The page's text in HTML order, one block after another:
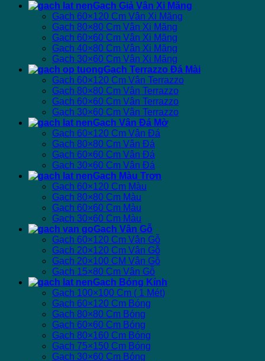
Gạch Giả Vân Xi Măng
Gạch 60×120 Cm Vân Xi Măng
Gạch 80×80 Cm Vân Xi Măng
Gạch 60×60 Cm Vân Xi Măng
Gạch 40×80 Cm Vân Xi Măng
Gạch 30×60 Cm Vân Xi Măng
Gạch Terrazzo Đá Mài
Gạch 60×120 Cm Vân Terrazzo
Gạch 80×80 Cm Vân Terrazzo
Gạch 60×60 Cm Vân Terrazzo
Gạch 30×60 Cm Vân Terrazzo
Gạch Vân Đá Mờ
Gạch 60×120 Cm Vân Đá
Gạch 80×80 Cm Vân Đá
Gạch 60×60 Cm Vân Đá
Gạch 30×60 Cm Vân Đá
Gạch Màu Trơn
Gạch 60×120 Cm Màu
Gạch 80×80 Cm Màu
Gạch 60×60 Cm Màu
Gạch 30×60 Cm Màu
Gạch Vân Gỗ
Gạch 60×120 Cm Vân Gỗ
Gạch 20×120 Cm Vân Gỗ
Gạch 20×100 CM Vân Gỗ
Gạch 15×80 Cm Vân Gỗ
Gạch Bóng Kính
Gạch 100×100 Cm ( 1 Mét)
Gạch 60×120 Cm Bóng
Gạch 80×80 Cm Bóng
Gạch 60×60 Cm Bóng
Gạch 80×160 Cm Bóng
Gạch 75×150 Cm Bóng
Gạch 30×60 Cm Bóng